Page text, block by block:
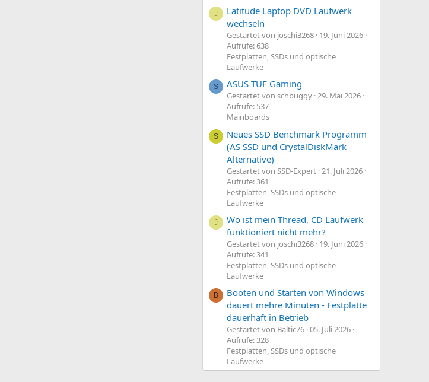
J
Latitude Laptop DVD Laufwerk
wechseln
Gestartet von joschi3268 19. Juni 2026
Aufrufe: 638
Festplatten, SSDs und optische
Laufwerke
S ASUS TUF Gaming
Gestartet von schbuggy 29. Mai 2026
Aufrufe: 537
Mainboards
S
Neues SSD Benchmark Programm
(AS SSD und CrystalDiskMark
Alternative)
Gestartet von SSD-Expert 21. Juli 2026
Aufrufe: 361
Festplatten, SSDs und optische
Laufwerke
J
Wo ist mein Thread, CD Laufwerk
funktioniert nicht mehr?
Gestartet von joschi3268 19. Juni 2026
Aufrufe: 341
Festplatten, SSDs und optische
Laufwerke
B
Booten und Starten von Windows
dauert mehre Minuten - Festplatte
dauerhaft in Betrieb
Gestartet von Baltic76 05. Juli 2026
Aufrufe: 328
Festplatten, SSDs und optische
Laufwerke